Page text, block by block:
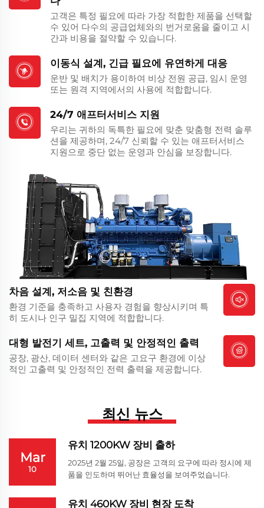
고객은 특정 필요에 따라 가장 적합한 제품을 선택할
수 있어 다수의 공급업체와의 번거로움을 줄이고 시
간과 비용을 절약할 수 있습니다.
이동식 설계, 긴급 필요에 유연하게 대응
운반 및 배치가 용이하여 비상 전원 공급, 임시 운영
또는 원격 지역에서의 사용에 적합합니다.
24/7 애프터서비스 지원
우리는 귀하의 독특한 필요에 맞춘 맞춤형 전력 솔루
션을 제공하며, 24/7 신뢰할 수 있는 애프터서비스
지원으로 중단 없는 운영과 안심을 보장합니다.
차음 설계, 저소음 및 친환경
환경 기준을 충족하고 사용자 경험을 향상시키며 특
히 도시나 인구 밀집 지역에 적합합니다.
대형 발전기 세트, 고출력 및 안정적인 출력
공장, 광산, 데이터 센터와 같은 고요구 환경에 이상
적인 고출력 및 안정적인 전력 출력을 제공합니다.
최신 뉴스
Mar
10
유치 1200KW 장비 출하
2025년 2월 25일, 공장은 고객의 요구에 따라 정시에 제
품을 인도하며 뛰어난 효율성을 보여주었습니다.
유치 460KW 장비 현장 도착